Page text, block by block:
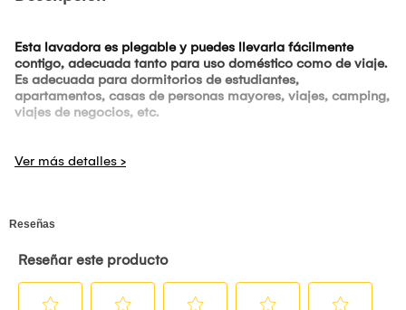
Esta lavadora es plegable y puedes llevarla fácilmente
contigo, adecuada tanto para uso doméstico como de viaje.
Es adecuada para dormitorios de estudiantes,
apartamentos, casas de personas mayores, viajes, camping,
viajes de negocios, etc.